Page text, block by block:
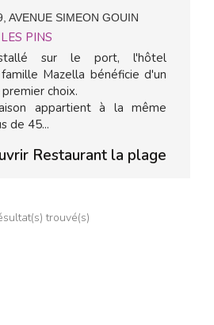
AVENUE SIMEON GOUIN
PINS
sur le port, l'hôtel
Mazella bénéficie d'un
choix.
appartient à la même
de 45...
Restaurant la plage
trouvé(s)